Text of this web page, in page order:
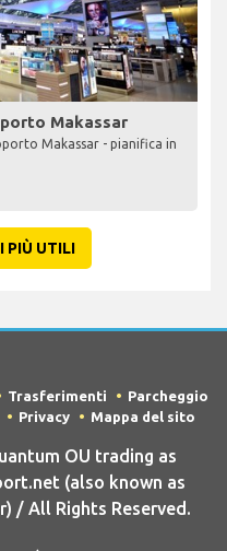
Makassar
Makassar - pianifica in
PIÙ UTILI
Trasferimenti
Parcheggio
Privacy Mappa del sito
OU trading as
(also known as
/ All Rights Reserved.